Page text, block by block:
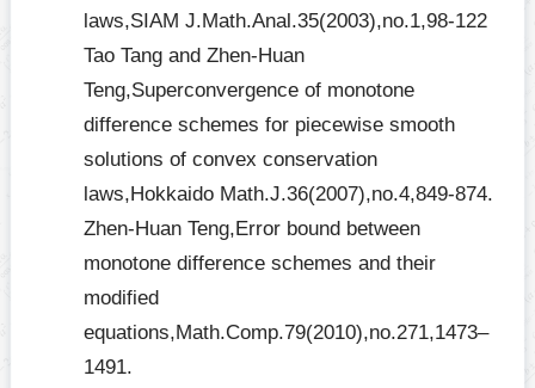
laws,SIAM J.Math.Anal.35(2003),no.1,98-122
Tao Tang and Zhen-Huan
Teng,Superconvergence of monotone
difference schemes for piecewise smooth
solutions of convex conservation
laws,Hokkaido Math.J.36(2007),no.4,849-874.
Zhen-Huan Teng,Error bound between
monotone difference schemes and their
modified
equations,Math.Comp.79(2010),no.271,1473–
1491.